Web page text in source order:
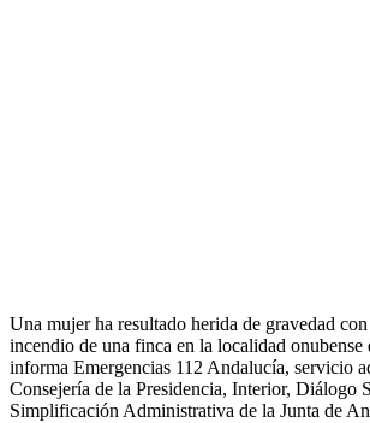
Una mujer ha resultado herida de gravedad
incendio de una finca en la localidad onubense
informa Emergencias 112 Andalucía, servicio
Consejería de la Presidencia, Interior, Diálogo
Simplificación Administrativa de la Junta de